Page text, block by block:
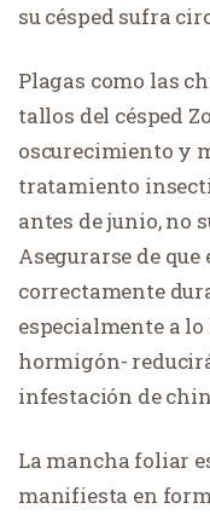
su césped sufra
Plagas como las
tallos del césped
oscurecimiento y
tratamiento
antes de junio, no
Asegurarse de que
correctamente
especialmente a
hormigón-
infestación de
La mancha foliar
manifiesta en